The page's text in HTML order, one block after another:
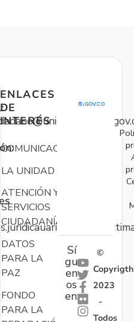
ENLACES
DE
INTERÉS
COMUNICACIONES
LA UNIDAD
ATENCIÓN Y
SERVICIOS
CIUDADANÍA
DATOS
PARA LA
PAZ
FONDO
PARA LA
Sí
gu
en
os
en:
©
Copyrigth
2023
-
Todos